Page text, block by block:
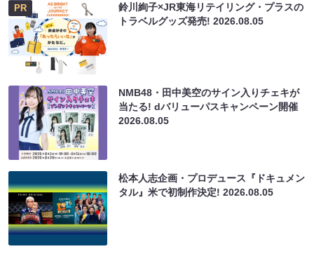
PR
鈴川絢子×JR東海リテイリング・プラスの
トラベルグッズ発売!2026.08.05
NMB48・田中美空のサイン入りチェキが
当たる! dバリューパスキャンペーン開催
2026.08.05
松本人志企画・プロデュース『ドキュメン
タル』米で初制作決定!2026.08.05